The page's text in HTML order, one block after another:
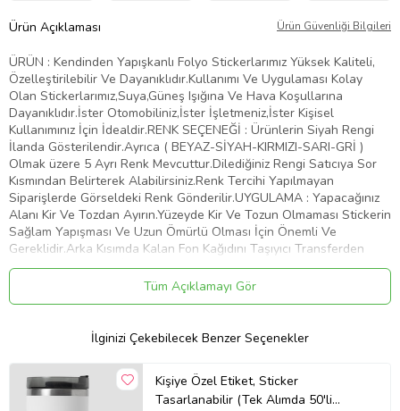
Ürün Açıklaması Ürün Güvenliği Bilgileri
ÜRÜN : Kendinden Yapışkanlı Folyo Stickerlarımız Yüksek Kaliteli,
Özelleştirilebilir Ve Dayanıklıdır.Kullanımı Ve Uygulaması Kolay
Olan Stickerlarımız,Suya,Güneş Işığına Ve Hava Koşullarına
Dayanıklıdır.İster Otomobiliniz,İster İşletmeniz,İster Kişisel
Kullanımınız İçin İdealdir.RENK SEÇENEĞİ : Ürünlerin Siyah Rengi
İlanda Gösterilendir.Ayrıca ( BEYAZ-SİYAH-KIRMIZI-SARI-GRİ )
Olmak üzere 5 Ayrı Renk Mevcuttur.Dilediğiniz Rengi Satıcıya Sor
Kısmından Belirterek Alabilirsiniz.Renk Tercihi Yapılmayan
Siparişlerde Görseldeki Renk Gönderilir.UYGULAMA : Yapacağınız
Alanı Kir Ve Tozdan Ayırın.Yüzeyde Kir Ve Tozun Olmaması Stickerin
Sağlam Yapışması Ve Uzun Ömürlü Olması İçin Önemli Ve
Gereklidir.Arka Kısımda Kalan Fon Kağıdını Taşıyıcı Transferden
Dikkatlice Ayırın.Bu İşlemi Yaparken Stickerin Tüm Parçalarının
Taşıyıcıya Geçtiğinden Emin Olun.Taşıyıcı Transferi Belirlemiş
Olduğunuz Yüzeye Üstten Başlayarak Plastik Bir Kart İle Bastırıp
Transferin Üzerinden Desene Baskı Yaparak Stickerin Düzeye
Yapıştırdığınız Alandan Yavaşça Ve Dikkatlice Sıyırın.Transferi
Çekerken Parçaların Taşıyıcıdan Ayrılıp Belirlemiş Olduğunuz Alana
Yapıştığından Emin Olun.Artık Stickeriniz Kullanıma Hazır. Tebrikler
Tüm Açıklamayı Gör
İlginizi Çekebilecek Benzer Seçenekler
Kişiye Özel Etiket, Sticker
Tasarlanabilir (Tek Alımda 50'li